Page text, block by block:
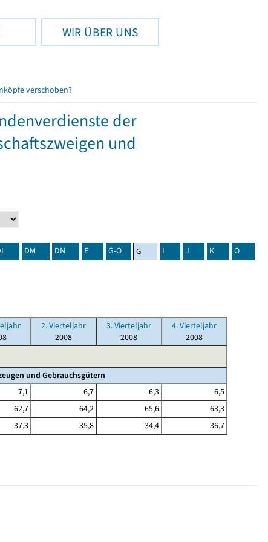
WIR ÜBER UNS
verschoben?
der
und
DM DN E G-O G I J K O
2. Vierteljahr
2008
3. Vierteljahr
2008
4. Vierteljahr
2008
und Gebrauchsgütern
7,1 6,7 6,3
6,5
62,7 64,2 65,6
63,3
37,3 35,8 34,4 36,7